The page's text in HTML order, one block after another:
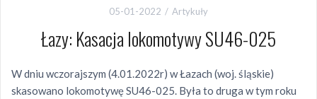
05-01-2022 Artykuły
Łazy: Kasacja lokomotywy SU46-025
W dniu wczorajszym (4.01.2022r) w Łazach (woj. śląskie)
skasowano lokomotywę SU46-025. Była to druga w tym roku